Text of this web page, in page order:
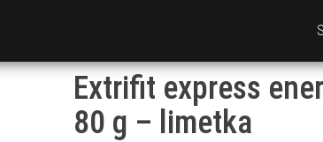
Extrifit express
80 g – limetka